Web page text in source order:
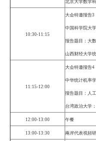
北京大学数学
10:30-11:15
大会特邀报告3
中国科学院大
报告题目：大
山西财经大学
11:15-12:00
大会特邀报告4
中华统计机率
报告题目：人
台湾政治大学
12:00-13:00 午餐
13:00-13:30 兩岸代表視頻